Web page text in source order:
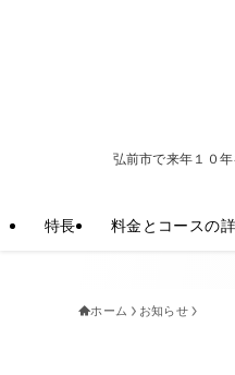
弘前市で来年１０
特長 料金とコースの
ホーム お知らせ